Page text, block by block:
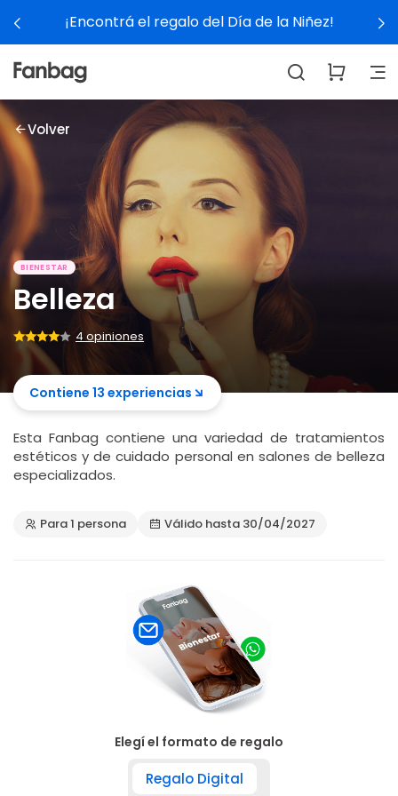
¡Encontrá el regalo del Día de la Niñez!
Volver
BIENESTAR
Belleza
4 opiniones
Contiene 13 experiencias
Esta Fanbag contiene una variedad de tratamientos
estéticos y de cuidado personal en salones de belleza
especializados.
Para 1 persona Válido hasta 30/04/2027
Elegí el formato de regalo
Regalo Digital